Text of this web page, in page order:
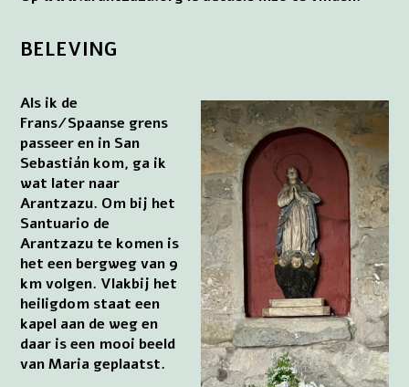
BELEVING
Als ik de
Frans/Spaanse grens
passeer en in San
Sebastián kom, ga ik
wat later naar
Arantzazu. Om bij het
Santuario de
Arantzazu te komen is
het een bergweg van 9
km volgen. Vlakbij het
heiligdom staat een
kapel aan de weg en
daar is een mooi beeld
van Maria geplaatst.